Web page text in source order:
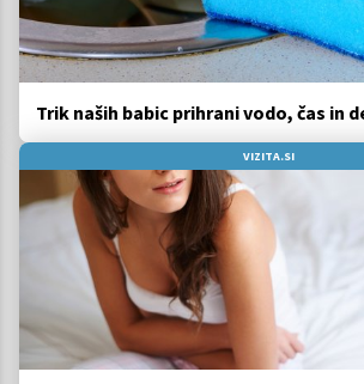
Trik naših babic prihrani vodo, čas in
VIZITA.SI